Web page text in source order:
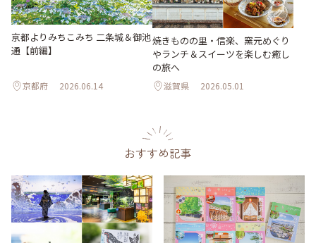
京都よりみちこみち 二条城＆御池
通【前編】
京都府 2026.06.14
焼きものの里・信楽、窯元めぐり
やランチ＆スイーツを楽しむ癒し
の旅へ
滋賀県 2026.05.01
おすすめ記事